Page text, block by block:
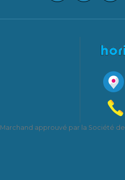
Marchand approuvé par la Société